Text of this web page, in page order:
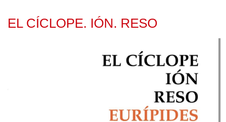
EL CÍCLOPE. IÓN. RESO